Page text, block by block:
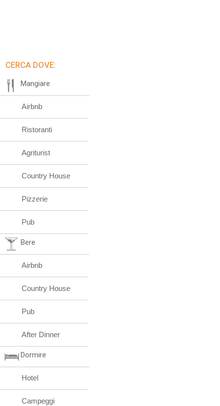
CERCA DOVE:
Mangiare
Airbnb
Ristoranti
Agriturist
Country House
Pizzerie
Pub
Bere
Airbnb
Country House
Pub
After Dinner
Dormire
Hotel
Campeggi